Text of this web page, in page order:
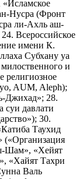
«Исламское
Нусра (Фронт
ли-Ахль аш-
Всероссийское
имени К.
Субхану уа
и
AUM, Aleph);
Джихад»; 28.
суи давлати
30.
Таухид
Шам», «Хейят
«Хайят Тахри
Валь